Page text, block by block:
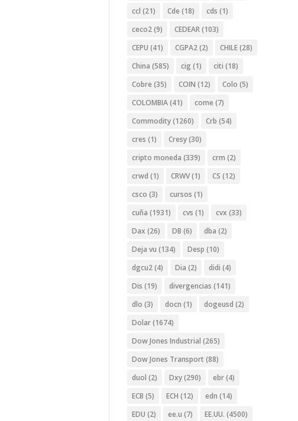
ccl (21) Cde (18) cds (1)
ceco2(9) CEDEAR(103)
CEPU (41) CGPA2(2) CHILE(28)
China (585) cig (1) citi (18)
Cobre (35) COIN (12) Colo (5)
COLOMBIA(41) come (7)
Commodity(1260) Crb (54)
cres (1) Cresy(30)
cripto moneda (339) crm (2)
crwd (1) CRWV(1) CS (12)
csco (3) cursos (1)
cuña (1931) cvs (1) cvx (33)
Dax (26) DB (6) dba (2)
Deja vu (134) Desp (10)
dgcu2(4) Dia (2) didi (4)
Dis (19) divergencias (141)
dlo (3) docn (1) dogeusd (2)
Dolar(1674)
Dow Jones Industrial (265)
Dow Jones Transport (88)
duol (2) Dxy(290) ebr(4)
ECB (5) ECH (12) edn (14)
EDU (2) ee.u (7) EE.UU. (4500)